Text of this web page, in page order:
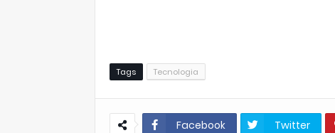
Tags Tecnologia
Facebook Twitter